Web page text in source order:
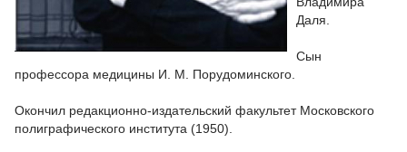
Даля.
Сын
профессора медицины И. М. Порудоминского.
Окончил редакционно-издательский факультет Московского
полиграфического института (1950).